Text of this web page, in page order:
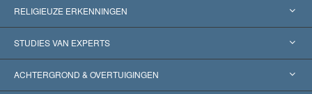
RELIGIEUZE ERKENNINGEN
Verenigde Staten
Wereldwijde Erkenningen
STUDIES VAN EXPERTS
Expertises per Categorie
ACHTERGROND & OVERTUIGINGEN